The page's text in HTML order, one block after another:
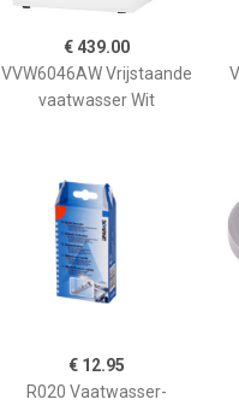
€ 439.00
VVW6046AW Vrijstaande
vaatwasser Wit
€ 12.95
R020 Vaatwasser-